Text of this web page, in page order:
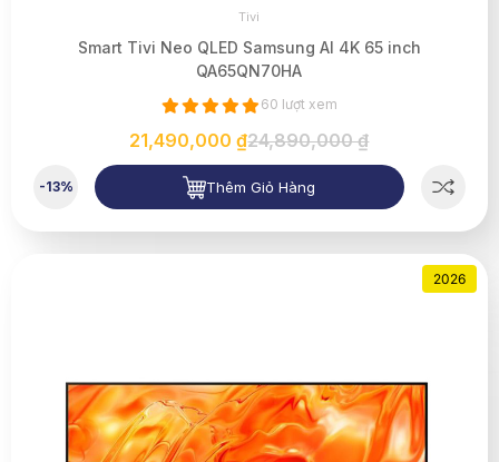
Tivi
Smart Tivi Neo QLED Samsung AI 4K 65 inch
QA65QN70HA
60 lượt xem
21,490,000 ₫24,890,000 ₫
-13% Thêm Giỏ Hàng
2026